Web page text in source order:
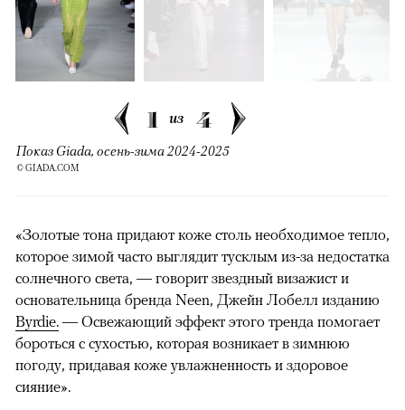
1 из 4
Показ Giada, осень-зима 2024-2025
© GIADA.COM
«Золотые тона придают коже столь необходимое тепло,
которое зимой часто выглядит тусклым из-за недостатка
солнечного света, — говорит звездный визажист и
основательница бренда Neen, Джейн Лобелл изданию
Byrdie. — Освежающий эффект этого тренда помогает
бороться с сухостью, которая возникает в зимнюю
погоду, придавая коже увлажненность и здоровое
сияние».